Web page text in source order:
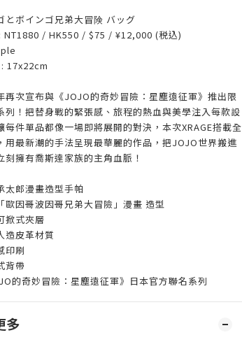
とボインゴ兄弟大冒険 バッグ
/ HK550 / $75 / ¥12,000 (税込)
17x22cm
再次宣布與《JOJO的奇妙冒險：星塵遠征軍》推出限
列！把替身戰的緊張感、旅程的熱血與美學注入每款設
每件單品都像一場即將展開的對決，本次XRAGE搭載全
用最新潮的手法呈現最華麗的作品，把JOJO世界搬進
刻擁有喬斯達家族的主角血脈！
太郎漫畫造型手帕
歐因哥波因哥兄弟大冒險」漫畫 造型
掀式夾層
造皮革材質
印刷
背帶
的奇妙冒險：星塵遠征軍》日本官方聯名系列
多